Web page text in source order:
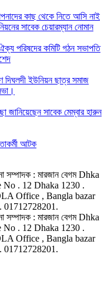
কাছ থেকে নিতে আসি নাই
সাবেক চেয়ারম্যান নোমান
পরিষদের কমিটি গঠন সভাপতি
দিঘলদী ইউনিয়ন ছাত্র সমাজ
সাবেক মেম্বার হারুন
আটক
সম্পাদক : মারজান বেগম Dhka
. 12 Dhaka 1230 .
Office , Bangla bazar
সম্পাদক : মারজান বেগম Dhka
. 12 Dhaka 1230 .
Office , Bangla bazar